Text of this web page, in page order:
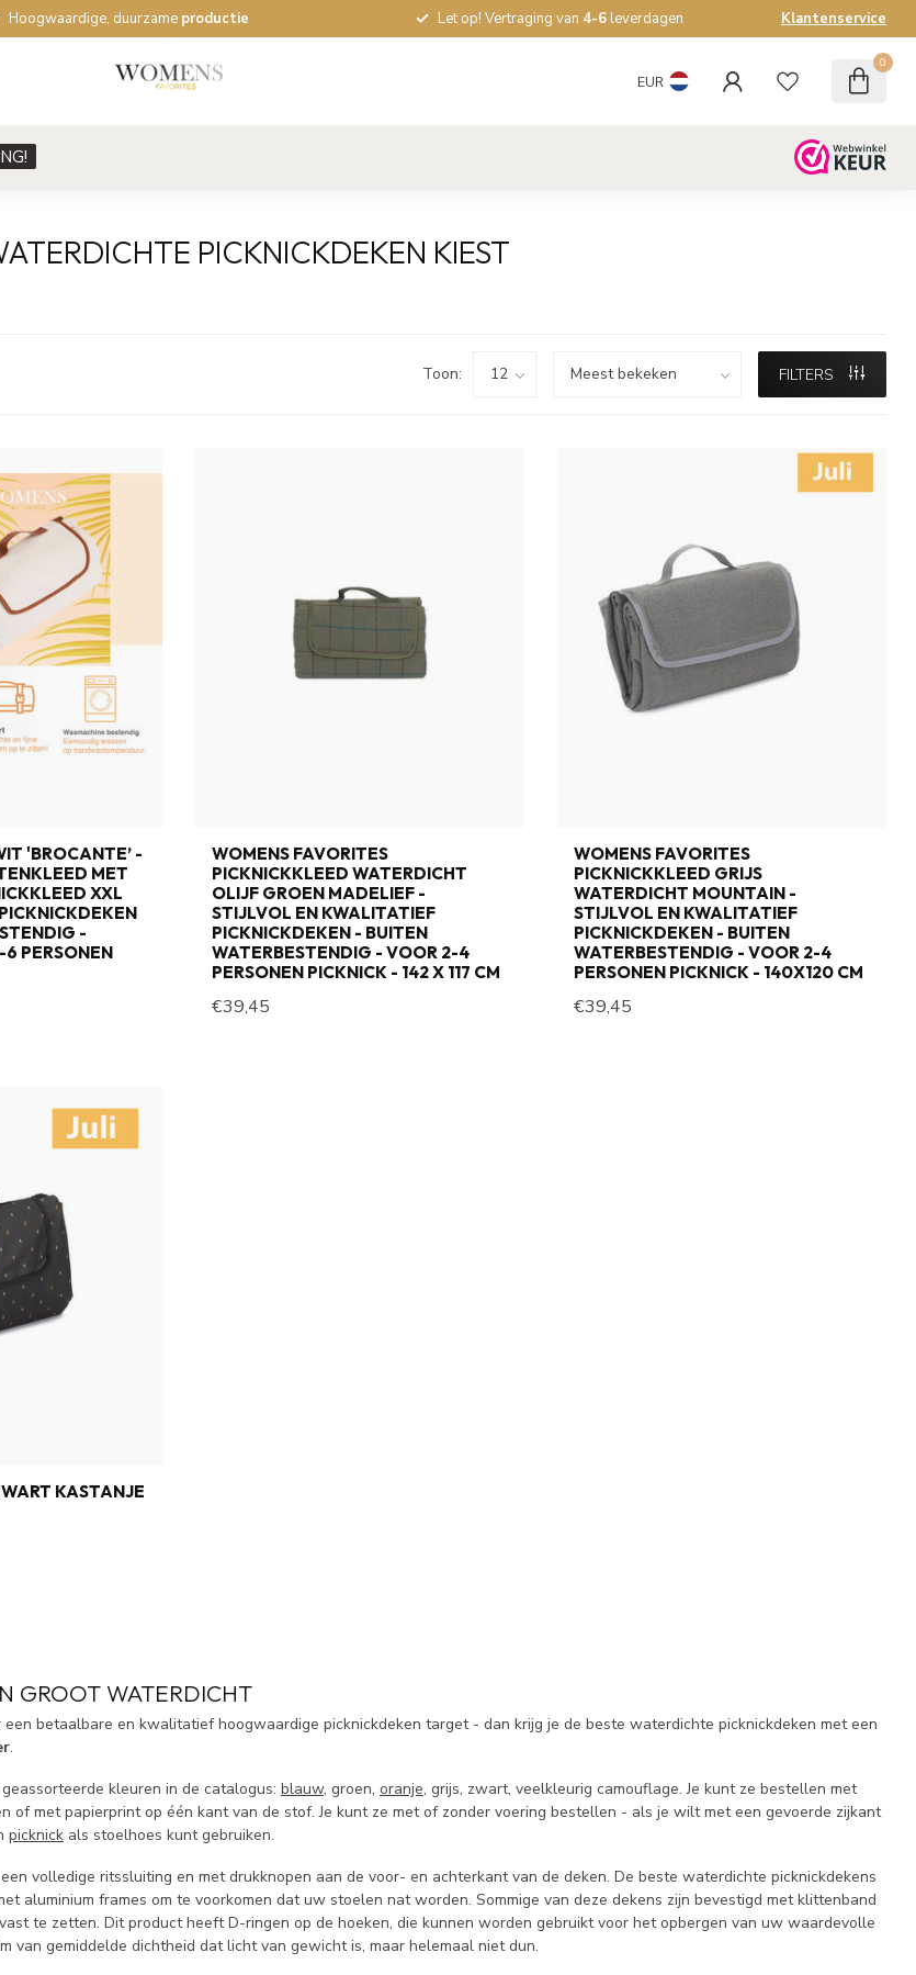
Hoogwaardige, duurzame productie Let op! Vertraging van 4-6leverdagen Klantenservice
EUR
0
PICKNICKDEKEN KIEST
Toon: FILTERS
'BROCANTE’ -
MET
XXL
-
PERSONEN
WOMENS FAVORITES
PICKNICKKLEED WATERDICHT
OLIJF GROEN MADELIEF -
STIJLVOL EN KWALITATIEF
PICKNICKDEKEN - BUITEN
WATERBESTENDIG - VOOR 2-4
PERSONEN PICKNICK - 142 X 117 CM
€39,45
WOMENS FAVORITES
PICKNICKKLEED GRIJS
WATERDICHT MOUNTAIN -
STIJLVOL EN KWALITATIEF
PICKNICKDEKEN - BUITEN
WATERBESTENDIG - VOOR 2-4
PERSONEN PICKNICK - 140X120 CM
€39,45
KASTANJE
GROOT WATERDICHT
betaalbare en kwalitatief hoogwaardige picknickdeken target - dan krijg je de beste waterdichte picknickdeken met een
.
kleuren in de catalogus: blauw, groen, oranje, grijs, zwart, veelkleurig camouflage. Je kunt ze bestellen met
of met papierprint op één kant van de stof. Je kunt ze met of zonder voering bestellen - als je wilt met een gevoerde zijkant
picknick als stoelhoes kunt gebruiken.
volledige ritssluiting en met drukknopen aan de voor- en achterkant van de deken. De beste waterdichte picknickdekens
aluminium frames om te voorkomen dat uw stoelen nat worden. Sommige van deze dekens zijn bevestigd met klittenband
te zetten. Dit product heeft D-ringen op de hoeken, die kunnen worden gebruikt voor het opbergen van uw waardevolle
van gemiddelde dichtheid dat licht van gewicht is, maar helemaal niet dun.